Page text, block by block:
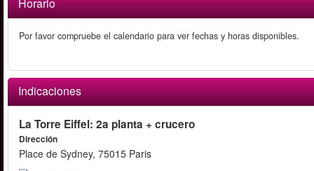
Por favor compruebe el calendario para ver fechas y horas disponibles.
Indicaciones
La Torre Eiffel: 2a planta + crucero
Dirección
Place de Sydney, 75015 Paris